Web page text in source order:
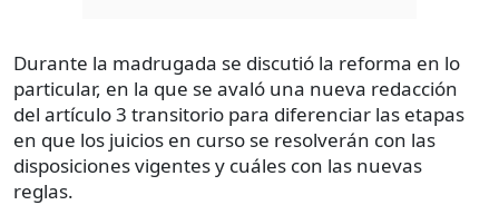
Durante la madrugada se discutió la reforma en lo
particular, en la que se avaló una nueva redacción
del artículo 3 transitorio para diferenciar las etapas
en que los juicios en curso se resolverán con las
disposiciones vigentes y cuáles con las nuevas
reglas.